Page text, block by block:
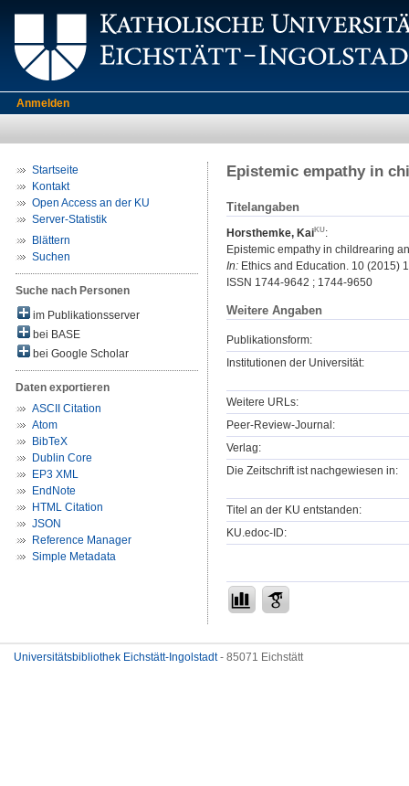
Anmelden
Startseite
Kontakt
Open Access an der KU
Server-Statistik
Blättern
Suchen
Suche nach Personen
im Publikationsserver
bei BASE
bei Google Scholar
Daten exportieren
ASCII Citation
Atom
BibTeX
Dublin Core
EP3 XML
EndNote
HTML Citation
JSON
Reference Manager
Simple Metadata
Epistemic empathy in
Titelangaben
Horsthemke, Kai
:
Epistemic empathy in childrearing
In: Ethics and Education. 10 (2015)
ISSN 1744-9642 ; 1744-9650
Weitere Angaben
Publikationsform:
Institutionen der Universität:
Weitere URLs:
Peer-Review-Journal:
Verlag:
Die Zeitschrift ist nachgewiesen in:
Titel an der KU entstanden:
KU.edoc-ID:
Universitätsbibliothek Eichstätt-Ingolstadt- 85071 Eichstätt